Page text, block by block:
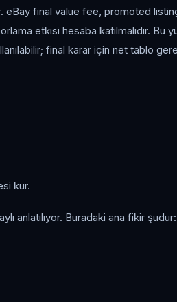
eBay final value fee, promoted
etkisi hesaba katılmalıdır. Bu
final karar için net tablo
kur.
anlatılıyor. Buradaki ana fikir